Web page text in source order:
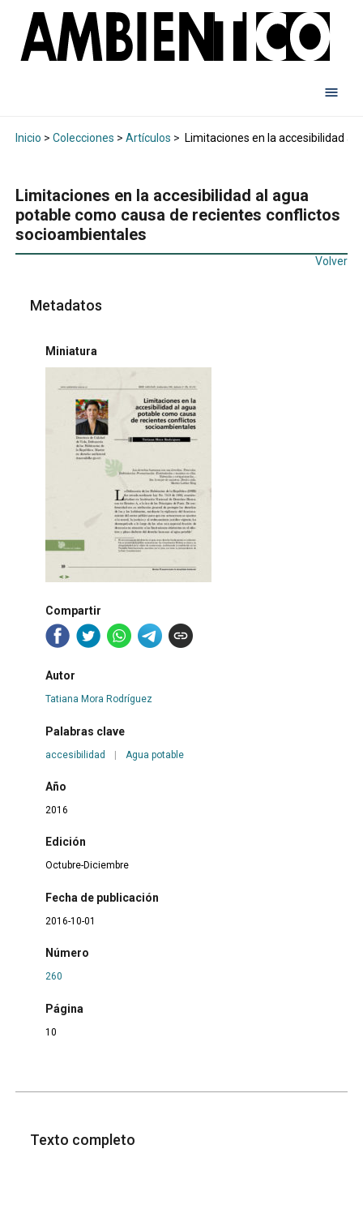
Inicio > Colecciones > Artículos > Limitaciones en la accesibilidad
Limitaciones en la accesibilidad al agua
potable como causa de recientes conflictos
socioambientales
Volver
Metadatos
Miniatura
Compartir
Autor
Tatiana Mora Rodríguez
Palabras clave
accesibilidad | Agua potable
Año
2016
Edición
Octubre-Diciembre
Fecha de publicación
2016-10-01
Número
260
Página
10
Texto completo